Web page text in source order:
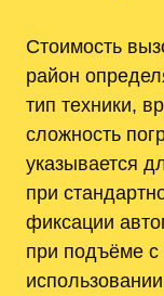
Стоимость
район
тип техники,
сложность
указывается
при
фиксации
при подъёме с